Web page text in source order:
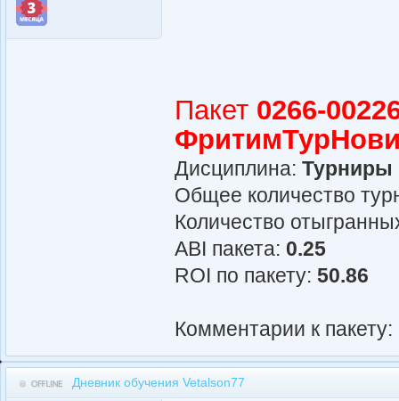
Пакет 0266-
Дисциплина: Турниры
Общее количество
Количество
АBI пакета: 0.25
ROI по пакету: 50.86
Комментарии к пакету:
Дневник обучения Vetalson77